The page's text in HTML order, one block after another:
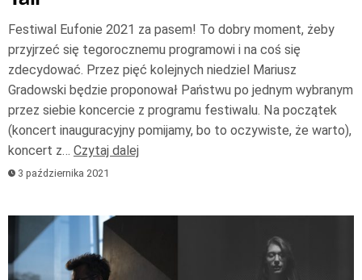
Festiwal Eufonie 2021 za pasem! To dobry moment, żeby
przyjrzeć się tegorocznemu programowi i na coś się
zdecydować. Przez pięć kolejnych niedziel Mariusz
Gradowski będzie proponował Państwu po jednym wybranym
przez siebie koncercie z programu festiwalu. Na początek
(koncert inauguracyjny pomijamy, bo to oczywiste, że warto),
koncert z… Czytaj dalej
3 października 2021
Odtwarzacz
plików
dźwiękowych